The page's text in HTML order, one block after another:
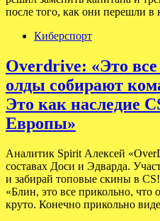
после того, как они перешли
Киберспорт
Overdrive: «Это
олды собирают
Это как наследие
Европы»
Аналитик Spirit Алексей
составах Доси и Эдварда.
и забирай топовые скины в
«Блин, это все прикольно,
круто. Конечно прикольно